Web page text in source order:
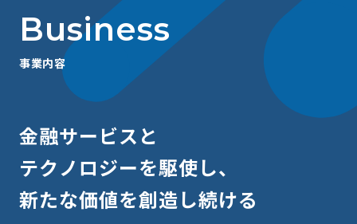
Business
事業内容
金融サー ビス と
テクノ ロジーを駆使し、
新たな価値を創造し続ける